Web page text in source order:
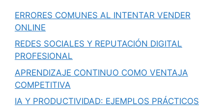
ERRORES COMUNES AL INTENTAR VENDER
ONLINE
REDES SOCIALES Y REPUTACIÓN DIGITAL
PROFESIONAL
APRENDIZAJE CONTINUO COMO VENTAJA
COMPETITIVA
IA Y PRODUCTIVIDAD: EJEMPLOS PRÁCTICOS